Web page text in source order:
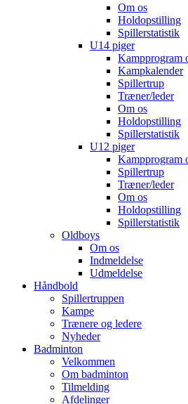
Om os
Holdopstilling
Spillerstatistik
U14 piger
Kampprogram
Kampkalender
Spillertrup
Træner/leder
Om os
Holdopstilling
Spillerstatistik
U12 piger
Kampprogram
Spillertrup
Træner/leder
Om os
Holdopstilling
Spillerstatistik
Oldboys
Om os
Indmeldelse
Udmeldelse
Håndbold
Spillertruppen
Kampe
Trænere og ledere
Nyheder
Badminton
Velkommen
Om badminton
Tilmelding
Afdelinger